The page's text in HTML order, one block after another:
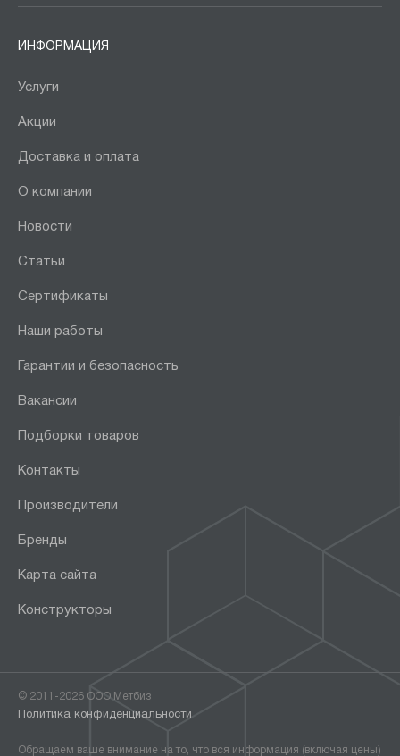
ИНФОРМАЦИЯ
Услуги
Акции
Доставка и оплата
О компании
Новости
Статьи
Сертификаты
Наши работы
Гарантии и безопасность
Вакансии
Подборки товаров
Контакты
Производители
Бренды
Карта сайта
Конструкторы
© 2011-2026 ООО Метбиз
Политика конфиденциальности
Обращаем ваше внимание на то, что вся информация (включая цены)